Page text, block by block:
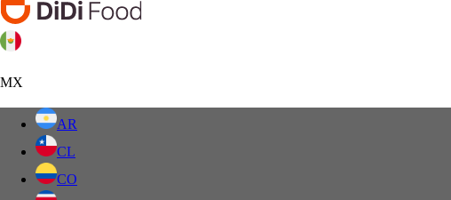
MX
AR
CL
CO